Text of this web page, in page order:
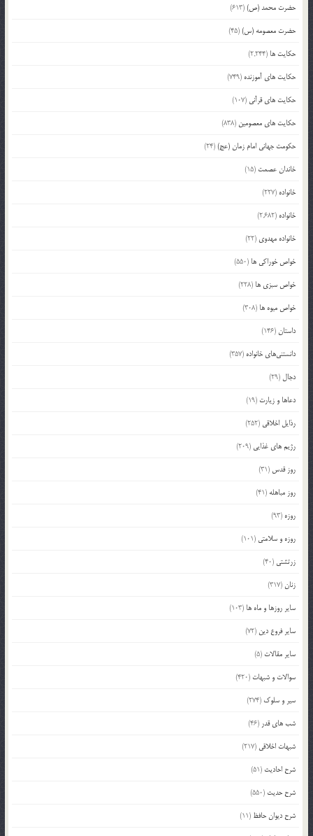
حضرت محمد (ص)(613)
حضرت معصومه (س)(45)
حکایت ها (2,244)
حکایت های آموزنده (749)
حکایت های قرآنی (107)
حکایت های معصومین (838)
حکومت جهانی امام زمان (عج)(24)
خاندان عصمت (15)
خانواده (227)
خانواده (2,682)
خانواده مهدوی (22)
خواص خوراکی ها (550)
خواص سبزی ها (228)
خواص میوه ها (308)
داستان(146)
دانستنی‌های خانواده (357)
دجال (29)
دعاها و زیارت (19)
رذایل اخلاقی (252)
رژیم های غذایی (209)
روز قدس (31)
روز مباهله (41)
روزه (93)
روزه و سلامتی (101)
زرتشتی (40)
زنان(317)
سایر روزها و ماه ها (103)
سایر فروع دین (72)
سایر مقالات (5)
سوالات و شبهات (420)
سیر و سلوک (274)
شب های قدر (46)
شبهات اخلاقی (217)
شرح احادیث (51)
شرح حدیث (550)
شرح دیوان حافظ (11)